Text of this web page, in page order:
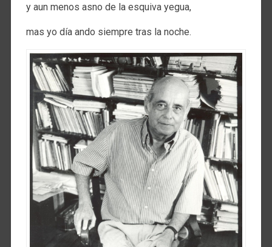
y aun menos asno de la esquiva yegua,
mas yo día ando siempre tras la noche.